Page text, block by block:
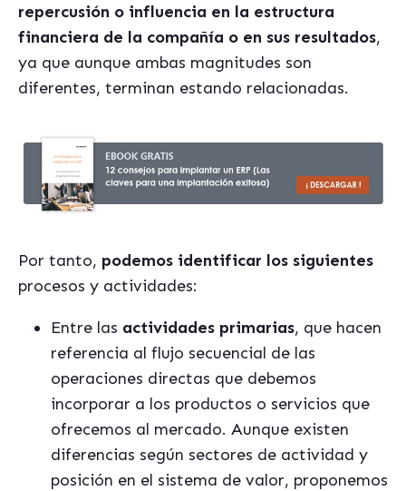
repercusión o influencia en la estructura
financiera de la compañía o en sus resultados,
ya que aunque ambas magnitudes son
diferentes, terminan estando relacionadas.
Por tanto, podemos identificar los siguientes
procesos y actividades:
Entre las actividades primarias, que hacen
referencia al flujo secuencial de las
operaciones directas que debemos
incorporar a los productos o servicios que
ofrecemos al mercado. Aunque existen
diferencias según sectores de actividad y
posición en el sistema de valor, proponemos